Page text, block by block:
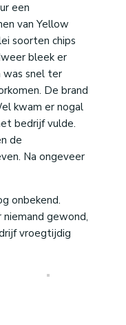
een
van Yellow
soorten chips
bleek er
was snel ter
De brand
kwam er nogal
bedrijf vulde.
de
Na ongeveer
onbekend.
gewond,
vroegtijdig